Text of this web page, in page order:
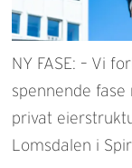
NY FASE: – Vi
spennende
privat
Lomsdalen i